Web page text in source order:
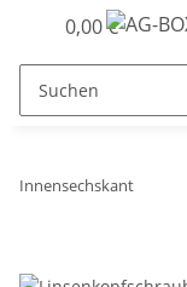
0,00 €
Innensechskant